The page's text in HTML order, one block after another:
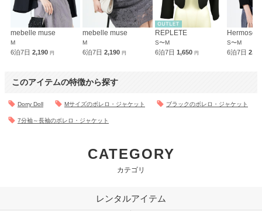
mebelle muse
M
6泊7日 2,190 円
mebelle muse
M
6泊7日2,190円
REPLETE
S〜M
6泊7日 1,650 円
Hermoso
S〜M
6泊7日
このアイテムの特徴から探す
Dorry Doll Mサイズのボレロ・ジャケット ブラックのボレロ・ジャケット
7分袖～長袖のボレロ・ジャケット
CATEGORY
カテゴリ
レンタルアイテム